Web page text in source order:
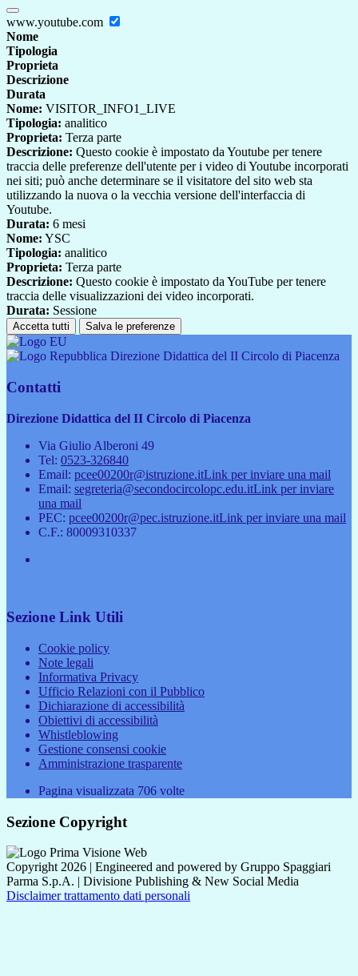
www.youtube.com
Nome
Tipologia
Proprieta
Descrizione
Durata
Nome: VISITOR_INFO1_LIVE
Tipologia: analitico
Proprieta: Terza parte
Descrizione: Questo cookie è impostato da Youtube per tenere
traccia delle preferenze dell'utente per i video di Youtube incorporati
nei siti; può anche determinare se il visitatore del sito web sta
utilizzando la nuova o la vecchia versione dell'interfaccia di
Youtube.
Durata: 6 mesi
Nome: YSC
Tipologia: analitico
Proprieta: Terza parte
Descrizione: Questo cookie è impostato da YouTube per tenere
traccia delle visualizzazioni dei video incorporati.
Durata: Sessione
Accetta tutti Salva le preferenze
Direzione Didattica del II Circolo di Piacenza
Contatti
Direzione Didattica del II Circolo di Piacenza
Via Giulio Alberoni 49
Tel: 0523-326840
Email: pcee00200r@istruzione.itLink per inviare una mail
Email: segreteria@secondocircolopc.edu.itLink per inviare
una mail
PEC: pcee00200r@pec.istruzione.itLink per inviare una mail
C.F.: 80009310337
Sezione Link Utili
Cookie policy
Note legali
Informativa Privacy
Ufficio Relazioni con il Pubblico
Dichiarazione di accessibilità
Obiettivi di accessibilità
Whistleblowing
Gestione consensi cookie
Amministrazione trasparente
Pagina visualizzata 706 volte
Sezione Copyright
Copyright 2026 | Engineered and powered by Gruppo Spaggiari
Parma S.p.A. | Divisione Publishing & New Social Media
Disclaimer trattamento dati personali